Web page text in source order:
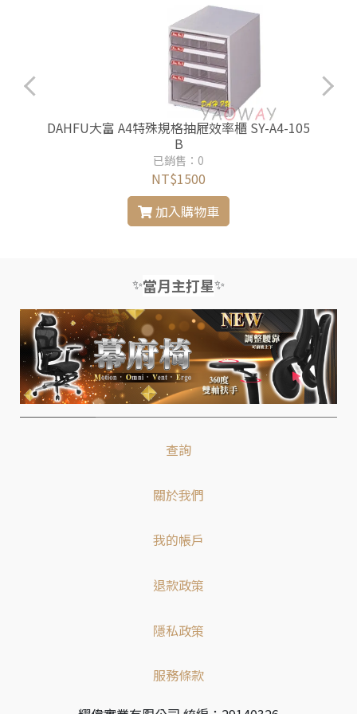
DAHFU大富 A4特殊規格抽屜效率櫃 SY-A4-105
B
已銷售：0
NT$1500
加入購物車
✨當月主打星✨
查詢
關於我們
我的帳戶
退款政策
隱私政策
服務條款